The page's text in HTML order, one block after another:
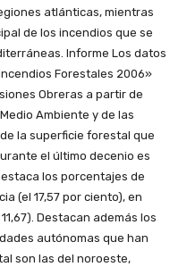
atlánticas, mientras
de los incendios que se
Informe Los datos
Forestales 2006»
Obreras a partir de
Ambiente y de las
la superficie forestal que
el último decenio es
los porcentajes de
(el 17,57 por ciento), en
Destacan además los
autónomas que han
son las del noroeste,